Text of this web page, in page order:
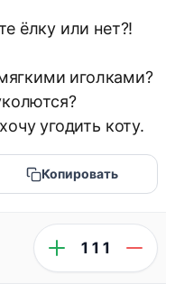
ёлку или нет?!
иголками?
угодить коту.
Копировать
111